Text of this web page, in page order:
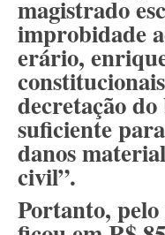
magistrado
improbidade
erário,
decretação
suficiente
danos
civil”.
Portanto, pelo